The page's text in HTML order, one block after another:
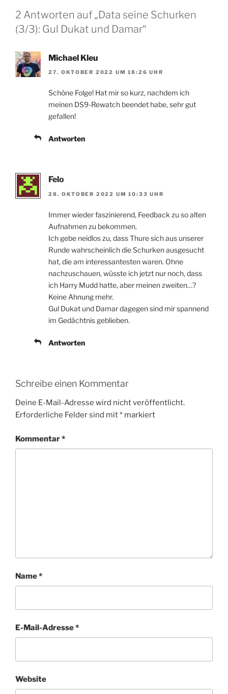
2 Antworten auf „Data seine Schurken
(3/3): Gul Dukat und Damar“
Michael Kleu
27. OKTOBER 2022 UM 18:26 UHR
Schöne Folge! Hat mir so kurz, nachdem ich
meinen DS9-Rewatch beendet habe, sehr gut
gefallen!
Antworten
Felo
28. OKTOBER 2022 UM 10:33 UHR
Immer wieder faszinierend, Feedback zu so alten
Aufnahmen zu bekommen.
Ich gebe neidlos zu, dass Thure sich aus unserer
Runde wahrscheinlich die Schurken ausgesucht
hat, die am interessantesten waren. Ohne
nachzuschauen, wüsste ich jetzt nur noch, dass
ich Harry Mudd hatte, aber meinen zweiten…?
Keine Ahnung mehr.
Gul Dukat und Damar dagegen sind mir spannend
im Gedächtnis geblieben.
Antworten
Schreibe einen Kommentar
Deine E-Mail-Adresse wird nicht veröffentlicht.
Erforderliche Felder sind mit* markiert
Kommentar*
Name*
E-Mail-Adresse*
Website